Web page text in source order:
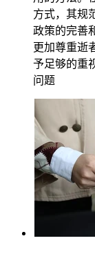
方式，其规
政策的完善
更加尊重逝
予足够的重
问题